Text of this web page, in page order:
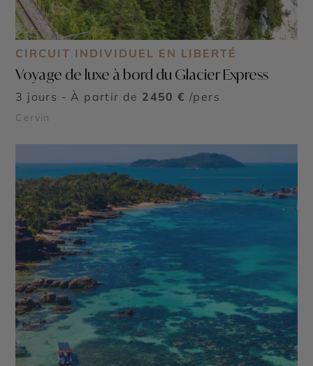
CIRCUIT INDIVIDUEL EN LIBERTÉ
Voyage de luxe à bord du Glacier Express
3 jours - À partir de 2450 € /pers
Cervin